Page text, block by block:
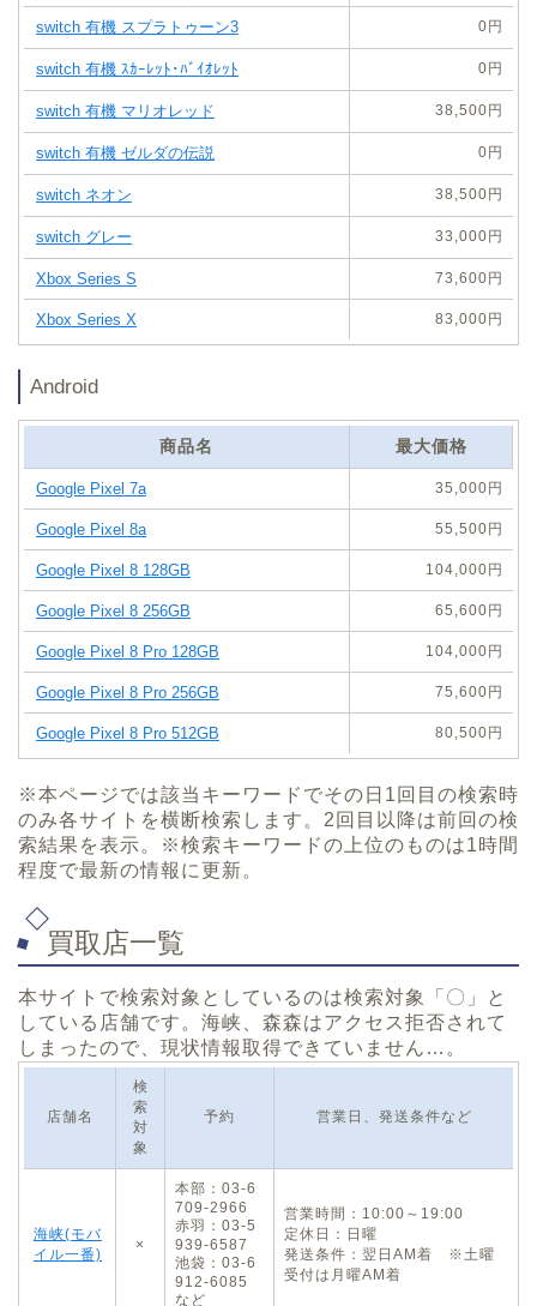
0円
0円
38,500円
0円
38,500円
33,000円
73,600円
83,000円
Android
商品名 最大価格
35,000円
55,500円
104,000円
65,600円
104,000円
75,600円
80,500円
※本ページでは該当キーワードでその日1回目の検索時
のみ各サイトを横断検索します。2回目以降は前回の検
索結果を表示。※検索キーワードの上位のものは1時間
程度で最新の情報に更新。
買取店一覧
本サイトで検索対象としているのは検索対象「〇」と
している店舗です。海峡、森森はアクセス拒否されて
しまったので、現状情報取得できていません…。
店舗名
検
索
対
象
予約 営業日、発送条件など
海峡(モバ
イル一番)
×
本部：03-6
709-2966
赤羽：03-5
939-6587
池袋：03-6
912-6085
など
営業時間：10:00～19:00
定休日：日曜
発送条件：翌日AM着 ※土曜
受付は月曜AM着